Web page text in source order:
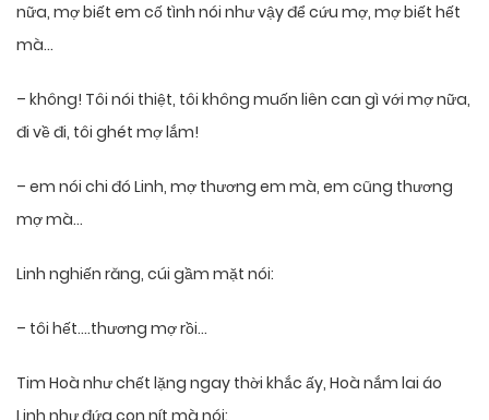
nữa, mợ biết em cố tình nói như vậy để cứu mợ, mợ biết hết
mà…
– không! Tôi nói thiệt, tôi không muốn liên can gì với mợ nữa,
đi về đi, tôi ghét mợ lắm!
– em nói chi đó Linh, mợ thương em mà, em cũng thương
mợ mà…
Linh nghiến răng, cúi gầm mặt nói:
– tôi hết….thương mợ rồi…
Tim Hoà như chết lặng ngay thời khắc ấy, Hoà nắm lai áo